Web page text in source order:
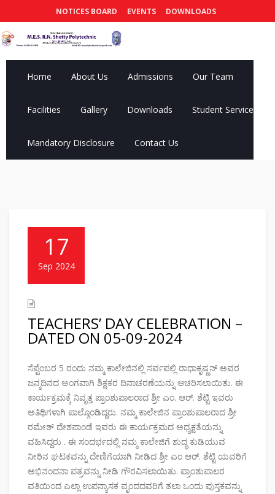
NOTICES BOARD EVENTS DOWNLOADS
Home About Us Admissions Our Team
Facilities Gallery Downloads Student Services
Mandatory Disclosure Contact Us
17
Sep 2024
TEACHERS’ DAY CELEBRATION –
DATED ON 05-09-2024
ಸೆಪ್ಟೆಂಬರ 5 ರಂದು ನಮ್ಮ ಕಾಲೇಜಿನಲ್ಲಿ ಸರ್ವಪಲ್ಲಿ ರಾಧಾಕೃಷ್ಣನ್ ಅವರ
ಜನ್ಮದಿನದ ಅಂಗವಾಗಿ ಶಿಕ್ಷಕರ ದಿನಾಚರಣೆಯನ್ನು ಆಚರಿಸಲಾಯಿತು. ಈ
ಕಾರ್ಯಕ್ರಮಕ್ಕೆ ನಿವೃತ್ತ ಪ್ರಾಂಶುಪಾಲರಾದ ಶ್ರೀ ಎಂ. ಆರ್. ಶೆಟ್ಟಿ ಇವರು
ಅತಿಥಿಗಳಾಗಿ ಪಾಲ್ಗೊಂಡಿದ್ದರು. ನಮ್ಮ ಕಾಲೇಜಿನ ಪ್ರಾಂಶುಪಾಲರಾದ ಶ್ರೀ
ರಮೇಶ್ ದೇಶಪಾಂಡೆ ಇವರು ಈ ಕಾರ್ಯಕ್ರಮದ ಅಧ್ಯಕ್ಷತೆಯನ್ನು
ವಹಿಸಿದ್ದರು . ಈ ಸಂದರ್ಭದಲ್ಲಿ ನಮ್ಮ ಕಾಲೇಜಿಗೆ ಶುದ್ಧ ಕುಡಿಯುವ
ನೀರಿನ ಘಟಕವನ್ನು ದೇಣಿಗೆಯಾಗಿ ನೀಡಿದ ಶ್ರೀ ಎಂ ಆರ್. ಶೆಟ್ಟಿ ಯವರಿಗೆ
ಅಭಿನಂದನಾ ಪತ್ರವನ್ನು ನೀಡಿ ಗೌರವಿಸಲಾಯಿತು. ಪ್ರಾಂಶುಪಾಲರ
ವತಿಯಿಂದ ಎಲ್ಲಾ ಉಪನ್ಯಾಸಕ ವೃಂದದವರಿಗೆ ತಲಾ ಒಂದು ಪುಸ್ತಕವನ್ನು